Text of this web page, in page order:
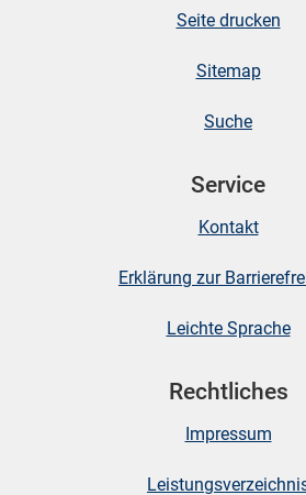
Seite drucken
Sitemap
Suche
Service
Kontakt
Erklärung zur
Leichte Sprache
Rechtliches
Impressum